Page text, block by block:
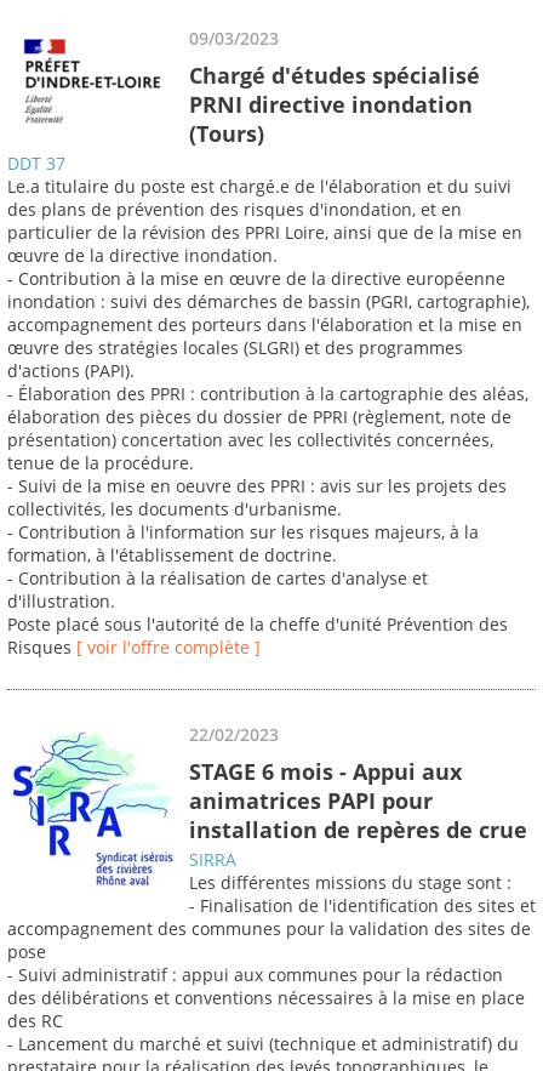
09/03/2023
Chargé d'études spécialisé
PRNI directive inondation
(Tours)
DDT 37
Le.a titulaire du poste est chargé.e de l'élaboration et du suivi
des plans de prévention des risques d'inondation, et en
particulier de la révision des PPRI Loire, ainsi que de la mise en
œuvre de la directive inondation.
- Contribution à la mise en œuvre de la directive européenne
inondation : suivi des démarches de bassin (PGRI, cartographie),
accompagnement des porteurs dans l'élaboration et la mise en
œuvre des stratégies locales (SLGRI) et des programmes
d'actions (PAPI).
- Élaboration des PPRI : contribution à la cartographie des aléas,
élaboration des pièces du dossier de PPRI (règlement, note de
présentation) concertation avec les collectivités concernées,
tenue de la procédure.
- Suivi de la mise en oeuvre des PPRI : avis sur les projets des
collectivités, les documents d'urbanisme.
- Contribution à l'information sur les risques majeurs, à la
formation, à l'établissement de doctrine.
- Contribution à la réalisation de cartes d'analyse et
d'illustration.
Poste placé sous l'autorité de la cheffe d'unité Prévention des
Risques [ voir l'offre complète ]
22/02/2023
STAGE 6 mois - Appui aux
animatrices PAPI pour
installation de repères de crue
SIRRA
Les différentes missions du stage sont :
- Finalisation de l'identification des sites et
accompagnement des communes pour la validation des sites de
pose
- Suivi administratif : appui aux communes pour la rédaction
des délibérations et conventions nécessaires à la mise en place
des RC
- Lancement du marché et suivi (technique et administratif) du